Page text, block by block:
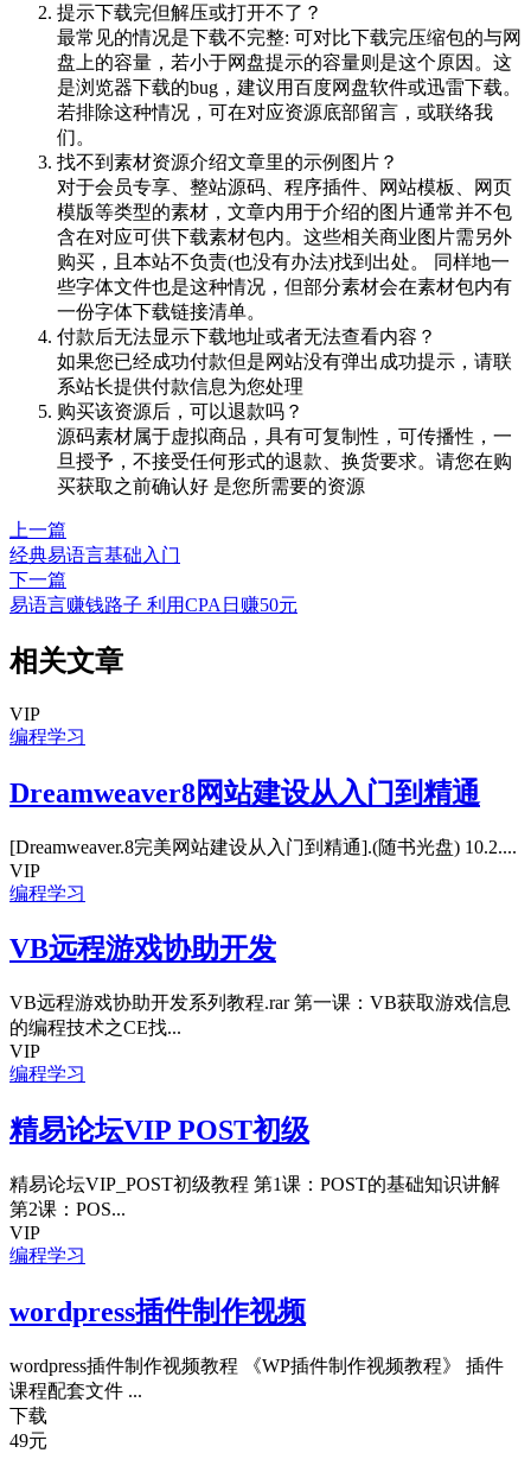
提示下载完但解压或打开不了？
最常见的情况是下载不完整: 可对比下载完压缩包的与网
盘上的容量，若小于网盘提示的容量则是这个原因。这
是浏览器下载的bug，建议用百度网盘软件或迅雷下载。
若排除这种情况，可在对应资源底部留言，或联络我
们。
找不到素材资源介绍文章里的示例图片？
对于会员专享、整站源码、程序插件、网站模板、网页
模版等类型的素材，文章内用于介绍的图片通常并不包
含在对应可供下载素材包内。这些相关商业图片需另外
购买，且本站不负责(也没有办法)找到出处。 同样地一
些字体文件也是这种情况，但部分素材会在素材包内有
一份字体下载链接清单。
付款后无法显示下载地址或者无法查看内容？
如果您已经成功付款但是网站没有弹出成功提示，请联
系站长提供付款信息为您处理
购买该资源后，可以退款吗？
源码素材属于虚拟商品，具有可复制性，可传播性，一
旦授予，不接受任何形式的退款、换货要求。请您在购
买获取之前确认好 是您所需要的资源
上一篇
经典易语言基础入门
下一篇
易语言赚钱路子 利用CPA日赚50元
相关文章
VIP
编程学习
Dreamweaver8网站建设从入门到精通
[Dreamweaver.8完美网站建设从入门到精通].(随书光盘) 10.2....
VIP
编程学习
VB远程游戏协助开发
VB远程游戏协助开发系列教程.rar 第一课：VB获取游戏信息
的编程技术之CE找...
VIP
编程学习
精易论坛VIP POST初级
精易论坛VIP_POST初级教程 第1课：POST的基础知识讲解
第2课：POS...
VIP
编程学习
wordpress插件制作视频
wordpress插件制作视频教程 《WP插件制作视频教程》 插件
课程配套文件 ...
下载
49元